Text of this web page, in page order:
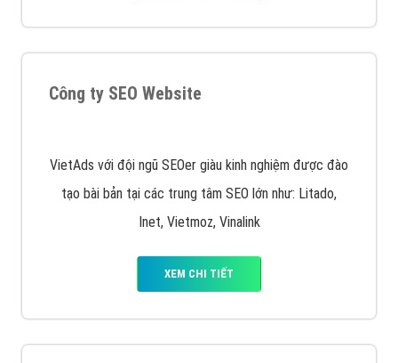
quảng cáo facebook hiện nay.
XEM CHI TIẾT